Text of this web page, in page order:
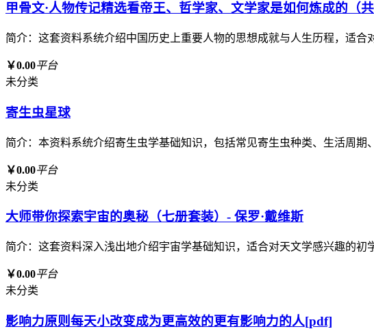
甲骨文·人物传记精选看帝王、哲学家、文学家是如何炼成的（共
简介：这套资料系统介绍中国历史上重要人物的思想成就与人生历程，适
￥0.00平台
未分类
寄生虫星球
简介：本资料系统介绍寄生虫学基础知识，包括常见寄生虫种类、生活周
￥0.00平台
未分类
大师带你探索宇宙的奥秘（七册套装）- 保罗·戴维斯
简介：这套资料深入浅出地介绍宇宙学基础知识，适合对天文学感兴趣的
￥0.00平台
未分类
影响力原则每天小改变成为更高效的更有影响力的人[pdf]